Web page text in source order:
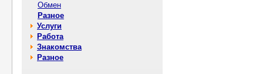
Обмен
Разное
Услуги
Работа
Знакомства
Разное